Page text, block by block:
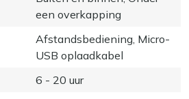
een overkapping
Afstandsbediening, Micro-
USB oplaadkabel
6 - 20 uur